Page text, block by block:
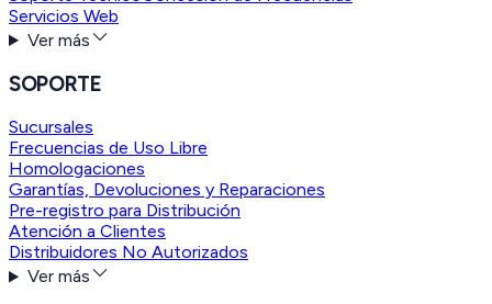
Servicios Web
Ver más
SOPORTE
Sucursales
Frecuencias de Uso Libre
Homologaciones
Garantías, Devoluciones y Reparaciones
Pre-registro para Distribución
Atención a Clientes
Distribuidores No Autorizados
Ver más